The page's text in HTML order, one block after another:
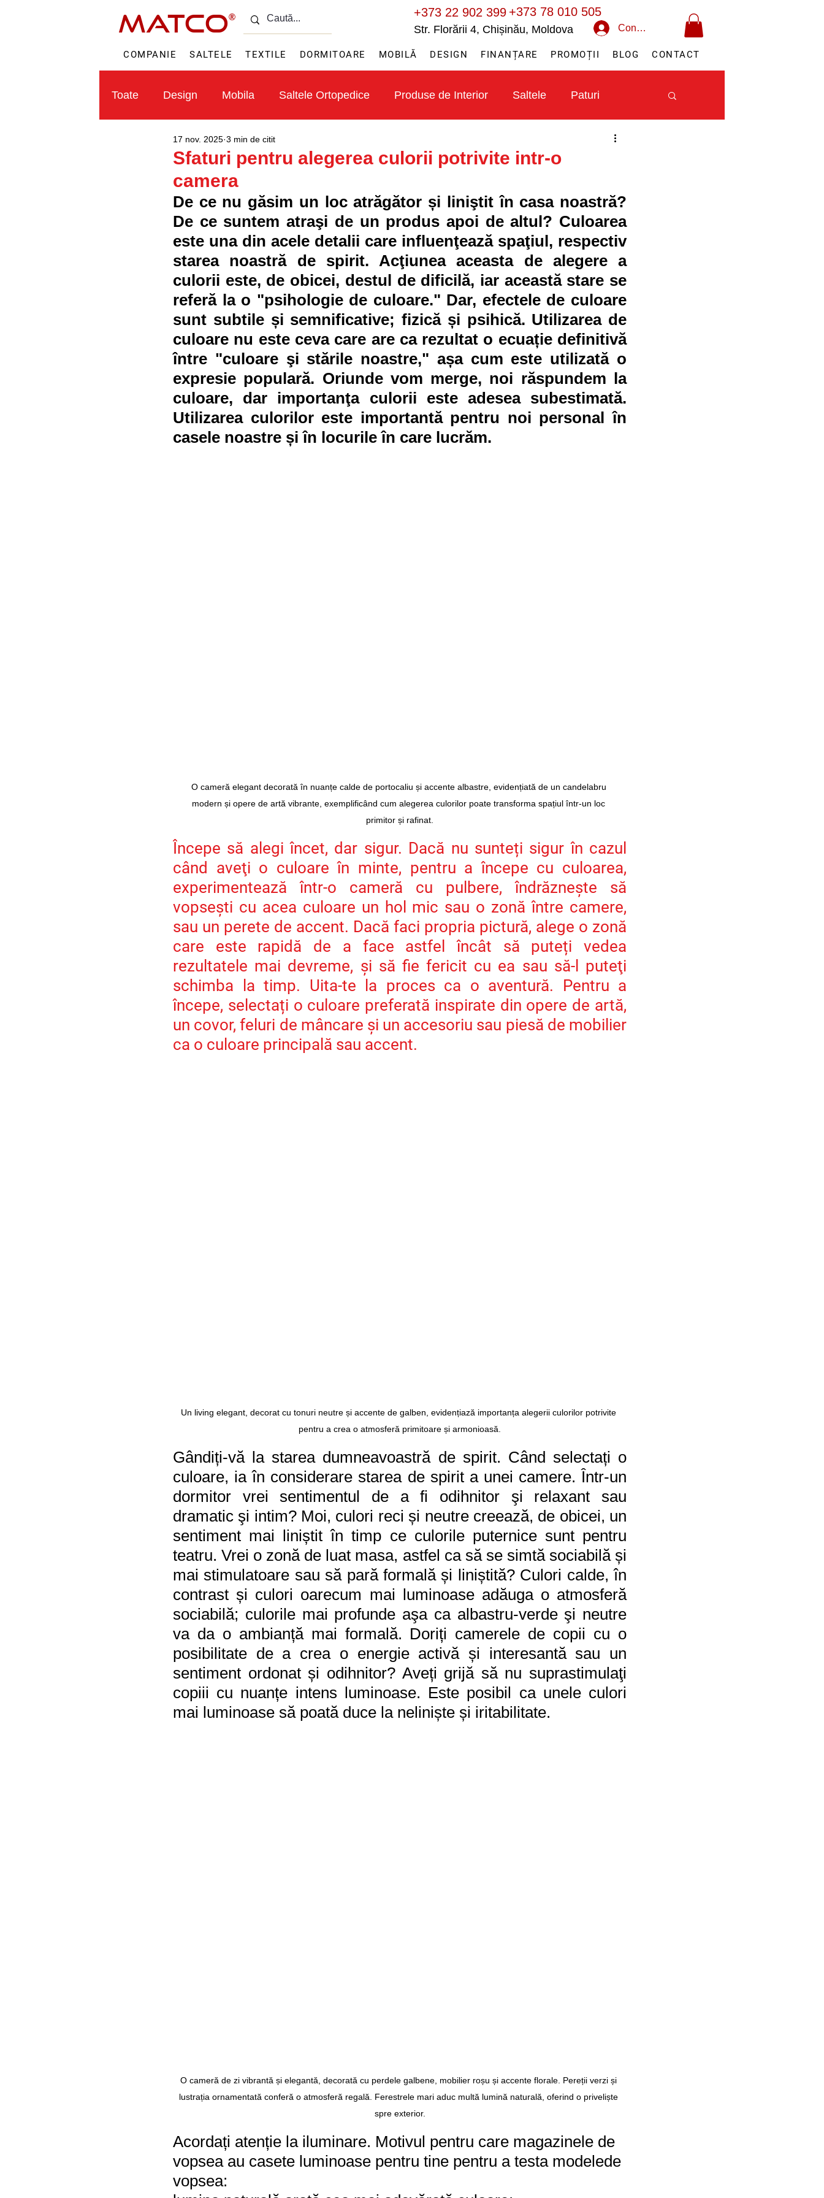
MATCO®
Str. Florării 4, Chișinău, Moldova Conectează-te
+373 22 902 399 +373 78 010 505
COMPANIE SALTELE TEXTILE DORMITOARE MOBILĂ DESIGN FINANȚARE PROMOȚII BLOG CONTACT
Toate Design Mobila Saltele Ortopedice Produse de Interior Saltele Paturi
Sfaturi pentru alegerea culorii potrivite intr-o
camera
17 nov. 2025 3 min de citit
De ce nu găsim un loc atrăgător și liniştit în casa noastră?
De ce suntem atraşi de un produs apoi de altul? Culoarea
este una din acele detalii care influenţează spaţiul, respectiv
starea noastră de spirit. Acţiunea aceasta de alegere a
culorii este, de obicei, destul de dificilă, iar această stare se
referă la o "psihologie de culoare." Dar, efectele de culoare
sunt subtile și semnificative; fizică și psihică. Utilizarea de
culoare nu este ceva care are ca rezultat o ecuație definitivă
între "culoare şi stările noastre," așa cum este utilizată o
expresie populară. Oriunde vom merge, noi răspundem la
culoare, dar importanţa culorii este adesea subestimată.
Utilizarea culorilor este importantă pentru noi personal în
casele noastre și în locurile în care lucrăm.
O cameră elegant decorată în nuanțe calde de portocaliu și accente albastre, evidențiată de un candelabru
modern și opere de artă vibrante, exemplificând cum alegerea culorilor poate transforma spațiul într-un loc
primitor și rafinat.
Începe să alegi încet, dar sigur. Dacă nu sunteți sigur în cazul
când aveţi o culoare în minte, pentru a începe cu culoarea,
experimentează într-o cameră cu pulbere, îndrăzneşte să
vopseşti cu acea culoare un hol mic sau o zonă între camere,
sau un perete de accent. Dacă faci propria pictură, alege o zonă
care este rapidă de a face astfel încât să puteți vedea
rezultatele mai devreme, și să fie fericit cu ea sau să-l puteţi
schimba la timp. Uita-te la proces ca o aventură. Pentru a
începe, selectați o culoare preferată inspirate din opere de artă,
un covor, feluri de mâncare și un accesoriu sau piesă de mobilier
ca o culoare principală sau accent.
Un living elegant, decorat cu tonuri neutre și accente de galben, evidențiază importanța alegerii culorilor potrivite
pentru a crea o atmosferă primitoare și armonioasă.
Gândiți-vă la starea dumneavoastră de spirit. Când selectați o
culoare, ia în considerare starea de spirit a unei camere. Într-un
dormitor vrei sentimentul de a fi odihnitor şi relaxant sau
dramatic şi intim? Moi, culori reci și neutre creează, de obicei, un
sentiment mai liniștit în timp ce culorile puternice sunt pentru
teatru. Vrei o zonă de luat masa, astfel ca să se simtă sociabilă și
mai stimulatoare sau să pară formală și liniștită? Culori calde, în
contrast și culori oarecum mai luminoase adăuga o atmosferă
sociabilă; culorile mai profunde aşa ca albastru-verde şi neutre
va da o ambianță mai formală. Doriți camerele de copii cu o
posibilitate de a crea o energie activă și interesantă sau un
sentiment ordonat și odihnitor? Aveți grijă să nu suprastimulaţi
copiii cu nuanțe intens luminoase. Este posibil ca unele culori
mai luminoase să poată duce la neliniște și iritabilitate.
O cameră de zi vibrantă și elegantă, decorată cu perdele galbene, mobilier roșu și accente florale. Pereții verzi și
lustrația ornamentată conferă o atmosferă regală. Ferestrele mari aduc multă lumină naturală, oferind o priveliște
spre exterior.
Acordați atenție la iluminare. Motivul pentru care magazinele de
vopsea au casete luminoase pentru tine pentru a testa modelede
vopsea: